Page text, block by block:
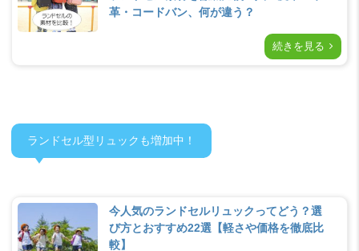
革・コードバン、何が違う？
続きを見る
ランドセル型リュックも増加中！
今人気のランドセルリュックってどう？選
び方とおすすめ22選【軽さや価格を徹底比
較】